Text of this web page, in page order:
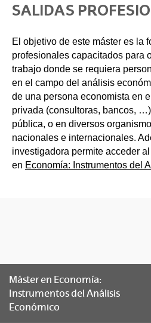
SALIDAS
El objetivo de este máster es la
profesionales capacitados para
trabajo donde se requiera
en el campo del análisis
de una persona economista en
privada (consultoras, bancos,
pública, o en diversos
nacionales e internacionales.
investigadora permite acceder
en Economía: Instrumentos del
Máster en Economía:
Instrumentos del Análisis
Económico